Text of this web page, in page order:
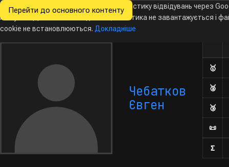
Перейти до основного контенту
Всеукраїнські
з інформатики
НовиниОлімпіадиКалендарБаза даних
Чебатков
Євген
🥇
🥈
🥉
📜
Σ
Ми хочемо збирати знеособлену статистику відвідувань через
Analytics. Доки ви не погодитесь, аналітика не завантажується і
cookie не встановлюються. Докладніше